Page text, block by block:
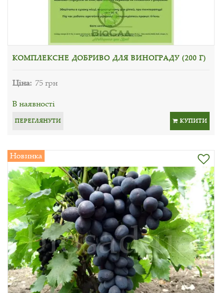
КОМПЛЕКСНЕ ДОБРИВО ДЛЯ ВИНОГРАДУ (200 Г)
Ціна: 75 грн
В наявності
ПЕРЕГЛЯНУТИ КУПИТИ
Новинка